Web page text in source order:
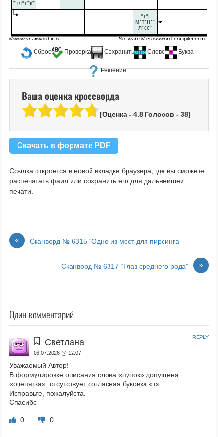
Сброс Проверка Сохранить Слово Буква
Решение
*тл*т*к*
*т*г
м*т*н**
л*сс*
©www.scanword.info Software ©crossword-compiler.com
Ваша оценка кроссворда
[Оценка - 4.8Голосов - 38]
Скачать в формате PDF
Ссылка откроется в новой вкладке браузера, где вы сможете
распечатать файл или сохранить его для дальнейшей
печати.
« Сканворд № 6315 “Одно из мест для пирсинга”
»
Сканворд № 6317 “Глаз среднего рода”
Один комментарий
Светлана
06.07.2026 @ 12:07
Уважаемый Автор!
В формулировке описания слова «пупок» допущена
«очепятка»: отсутствует согласная буковка «т».
Исправьте, пожалуйста.
Спасибо
0 0
REPLY